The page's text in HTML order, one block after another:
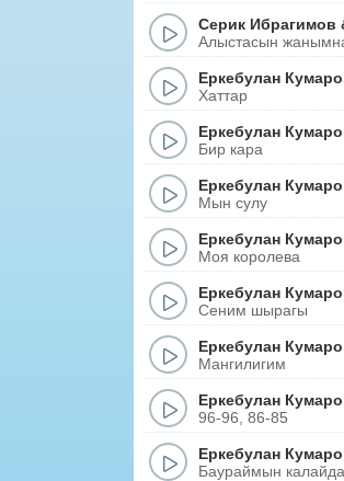
Серик Ибрагимов
Алыстасын
Еркебулан
Хаттар
Еркебулан
Бир кара
Еркебулан
Мын сулу
Еркебулан
Моя королева
Еркебулан
Сеним шырагы
Еркебулан
Мангилигим
Еркебулан
96-96, 86-85
Еркебулан
Баураймын калайда